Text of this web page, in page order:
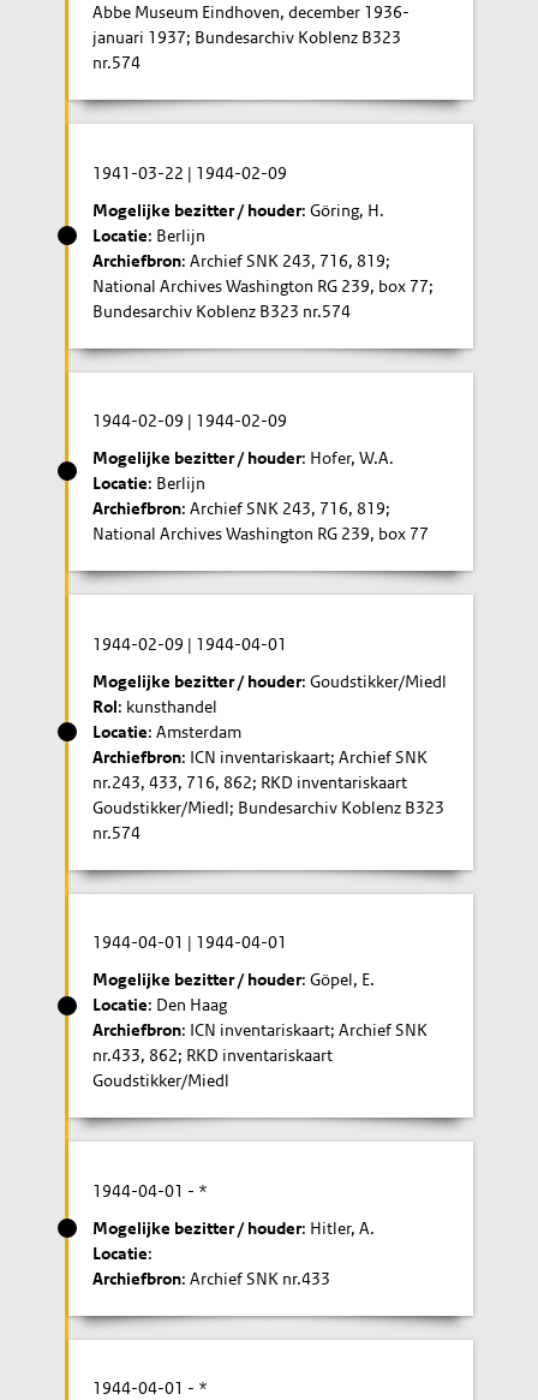
Abbe Museum Eindhoven, december 1936-
januari 1937; Bundesarchiv Koblenz B323
nr.574
1941-03-22 | 1944-02-09
Mogelijke bezitter / houder: Göring, H.
Locatie: Berlijn
Archiefbron: Archief SNK 243, 716, 819;
National Archives Washington RG 239, box 77;
Bundesarchiv Koblenz B323 nr.574
1944-02-09 | 1944-02-09
Mogelijke bezitter / houder: Hofer, W.A.
Locatie: Berlijn
Archiefbron: Archief SNK 243, 716, 819;
National Archives Washington RG 239, box 77
1944-02-09 | 1944-04-01
Mogelijke bezitter / houder: Goudstikker/Miedl
Rol: kunsthandel
Locatie: Amsterdam
Archiefbron: ICN inventariskaart; Archief SNK
nr.243, 433, 716, 862; RKD inventariskaart
Goudstikker/Miedl; Bundesarchiv Koblenz B323
nr.574
1944-04-01 | 1944-04-01
Mogelijke bezitter / houder: Göpel, E.
Locatie: Den Haag
Archiefbron: ICN inventariskaart; Archief SNK
nr.433, 862; RKD inventariskaart
Goudstikker/Miedl
1944-04-01 - *
Mogelijke bezitter / houder: Hitler, A.
Locatie:
Archiefbron: Archief SNK nr.433
1944-04-01 - *